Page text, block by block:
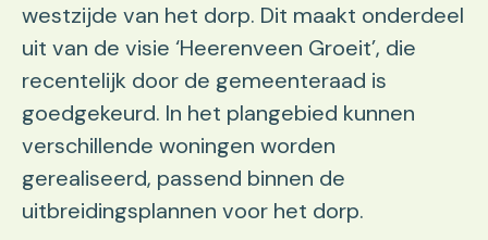
westzijde van het dorp. Dit maakt onderdeel
uit van de visie ‘Heerenveen Groeit’, die
recentelijk door de gemeenteraad is
goedgekeurd. In het plangebied kunnen
verschillende woningen worden
gerealiseerd, passend binnen de
uitbreidingsplannen voor het dorp.